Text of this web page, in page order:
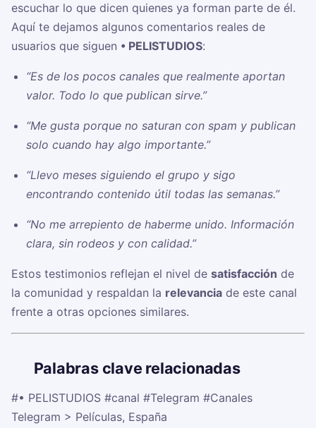
escuchar lo que dicen quienes ya forman parte de él.
Aquí te dejamos algunos comentarios reales de
usuarios que siguen • PELISTUDIOS:
“Es de los pocos canales que realmente aportan
valor. Todo lo que publican sirve.”
“Me gusta porque no saturan con spam y publican
solo cuando hay algo importante.”
“Llevo meses siguiendo el grupo y sigo
encontrando contenido útil todas las semanas.”
“No me arrepiento de haberme unido. Información
clara, sin rodeos y con calidad.”
Estos testimonios reflejan el nivel de satisfacción de
la comunidad y respaldan la relevancia de este canal
frente a otras opciones similares.
Palabras clave relacionadas
#• PELISTUDIOS #canal #Telegram #Canales
Telegram > Películas, España